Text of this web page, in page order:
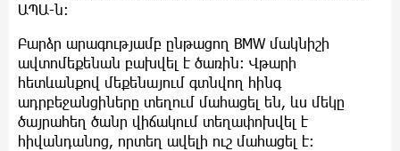
ԱՊԱ-ն։
Բարձր արագությամբ ընթացող BMW մակնիշի
ավտոմեքենան բախվել է ծառին։ Վթարի
հետևանքով մեքենայում գտնվող հինգ
ադրբեջանցիները տեղում մահացել են, ևս մեկը
ծայրահեղ ծանր վիճակում տեղափոխվել է
հիվանդանոց, որտեղ ավելի ուշ մահացել է։